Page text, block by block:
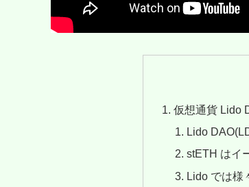
仮想通貨 Lido
Lido
stETH はイ
Lido では様